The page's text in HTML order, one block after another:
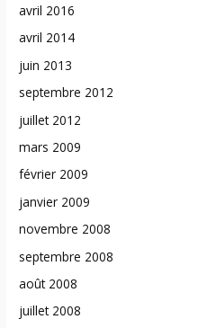
avril 2016
avril 2014
juin 2013
septembre 2012
juillet 2012
mars 2009
février 2009
janvier 2009
novembre 2008
septembre 2008
août 2008
juillet 2008